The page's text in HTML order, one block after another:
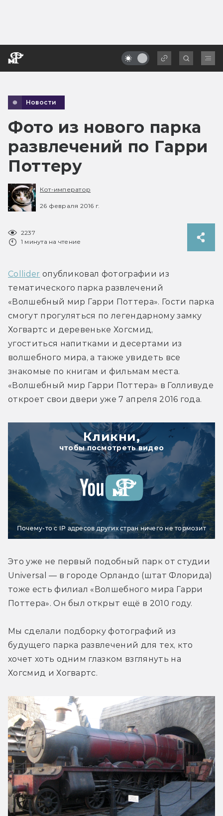
Новости
Фото из нового парка
развлечений по Гарри
Поттеру
Кот-император
26 февраля 2016 г.
2237
1 минута на чтение
Collider опубликовал фотографии из
тематического парка развлечений
«Волшебный мир Гарри Поттера». Гости парка
смогут прогуляться по легендарному замку
Хогвартс и деревеньке Хогсмид,
угоститься напитками и десертами из
волшебного мира, а также увидеть все
знакомые по книгам и фильмам места.
«Волшебный мир Гарри Поттера» в Голливуде
откроет свои двери уже 7 апреля 2016 года.
Кликни,
чтобы посмотреть видео
Почему-то с IP адресов других стран ничего не тормозит
Это уже не первый подобный парк от студии
Universal — в городе Орландо (штат Флорида)
тоже есть филиал «Волшебного мира Гарри
Поттера». Он был открыт ещё в 2010 году.
Мы сделали подборку фотографий из
будущего парка развлечений для тех, кто
хочет хоть одним глазком взглянуть на
Хогсмид и Хогвартс.